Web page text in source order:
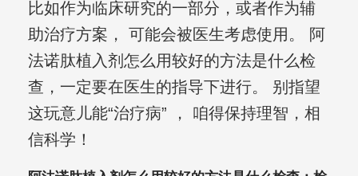
比如作为临床研究的一部分，或者作为辅
助治疗方案， 可能会被医生考虑使用。 阿
法诺肽植入剂怎么用较好的方法是什么检
查，一定要在医生的指导下进行。 别指望
这玩意儿能“治疗病” ， 咱得保持理智，相
信科学！